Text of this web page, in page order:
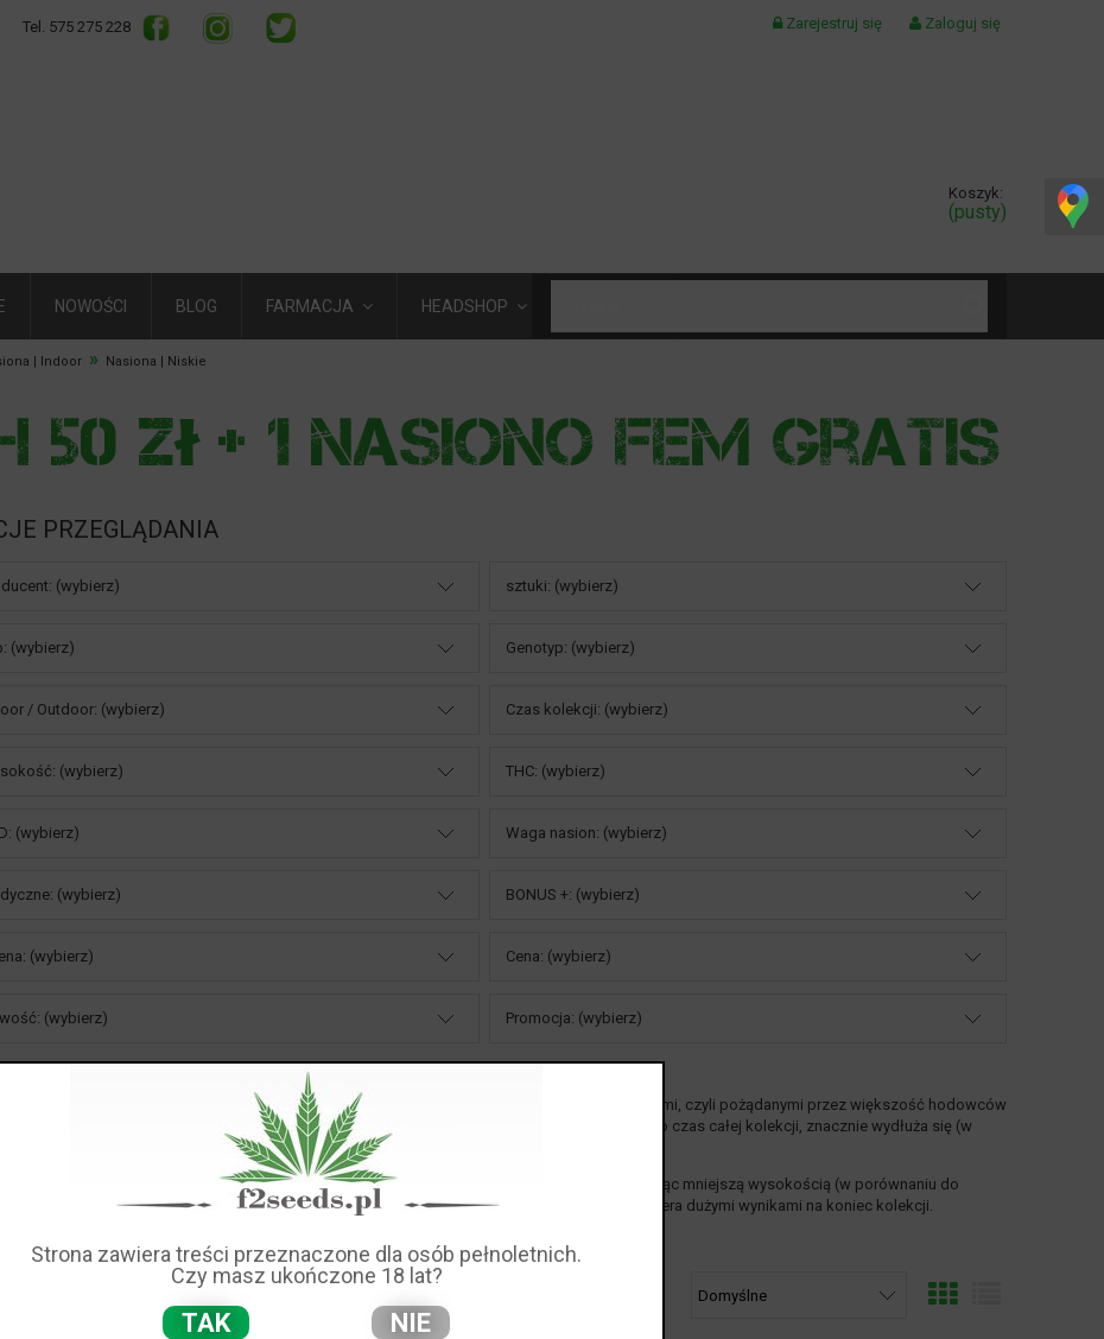
Tel. 575 275 228 Zarejestruj się Zaloguj się
Koszyk:
(pusty)
NOWOŚCI BLOG FARMACJA HEADSHOP
| Indoor » Nasiona | Niskie
PRZEGLĄDANIA
(wybierz) sztuki: (wybierz)
(wybierz) Genotyp: (wybierz)
/ Outdoor: (wybierz) Czas kolekcji: (wybierz)
(wybierz) THC: (wybierz)
(wybierz) Waga nasion: (wybierz)
(wybierz) BONUS +: (wybierz)
(wybierz) Cena: (wybierz)
(wybierz) Promocja: (wybierz)
, to niemal 100% pewność, że nasiona marihuany są nasionami żeńskimi, czyli pożądanymi przez większość hodowców
marihuany. Nasiona feminizowane, zaczynają dojrzewać zależnie od cyklu oświetlenia, przez co czas całej kolekcji, znacznie wydłuża się (w
automatycznie dojrzewających feminizowanych
, są lepiej przystosowane do kolekcji w klaserach typu: indoor, dysponując mniejszą wysokością (w porównaniu do
feminizowanych outdoor), mniejszymi problemami w czasie kolekcji i obdarowując kolekcjonera dużymi wynikami na koniec kolekcji.
Niskie to feminizowane nasiona o maksymalnej wysokości do 90cm w klaserze typu: indoor
ODMIANY - NASIONA FEMINIZOWANE INDOOR
Strona zawiera treści przeznaczone dla osób pełnoletnich.
Czy masz ukończone 18 lat?
TAK NIE